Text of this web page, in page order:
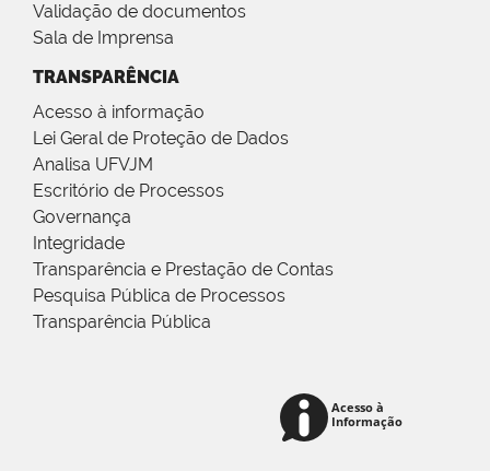
Validação de documentos
Sala de Imprensa
TRANSPARÊNCIA
Acesso à informação
Lei Geral de Proteção de Dados
Analisa UFVJM
Escritório de Processos
Governança
Integridade
Transparência e Prestação de Contas
Pesquisa Pública de Processos
Transparência Pública